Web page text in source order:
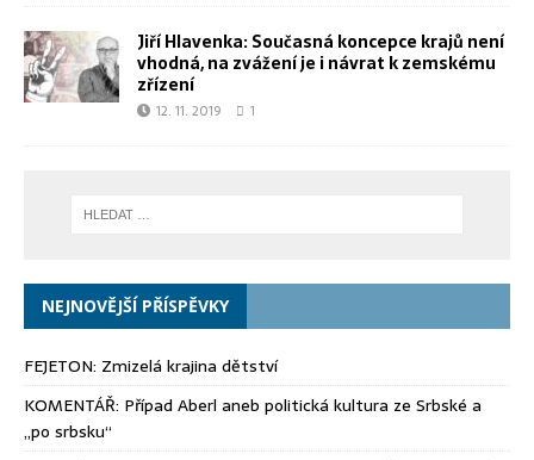
Jiří Hlavenka: Současná koncepce krajů není
vhodná, na zvážení je i návrat k zemskému
zřízení
12. 11. 2019 1
NEJNOVĚJŠÍ PŘÍSPĚVKY
FEJETON: Zmizelá krajina dětství
KOMENTÁŘ: Případ Aberl aneb politická kultura ze Srbské a
„po srbsku“